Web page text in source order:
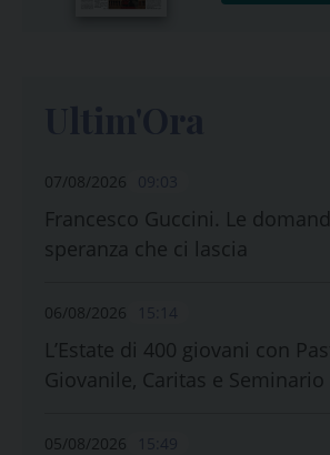
07/08/2026
Francesco Guccini. Le
speranza che ci lascia
06/08/2026
L’Estate di 400 giovani con
Giovanile, Caritas e Seminario
05/08/2026